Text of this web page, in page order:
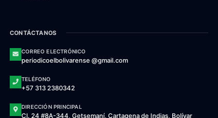
CONTÁCTANOS
CORREO ELECTRÓNICO
periodicoelbolivarense @gmail.com
TELÉFONO
+57 313 2380342
DIRECCIÓN PRINCIPAL
Cl. 24 #8A-344, Getsemaní, Cartagena de Indias, Bolívar